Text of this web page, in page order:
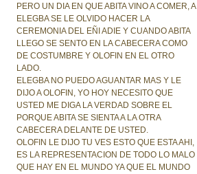
PERO UN DIA EN QUE ABITA VINO A COMER, A
ELEGBA SE LE OLVIDO HACER LA
CEREMONIA DEL EÑI ADIE Y CUANDO ABITA
LLEGO SE SENTO EN LA CABECERA COMO
DE COSTUMBRE Y OLOFIN EN EL OTRO
LADO.
ELEGBA NO PUEDO AGUANTAR MAS Y LE
DIJO A OLOFIN, YO HOY NECESITO QUE
USTED ME DIGA LA VERDAD SOBRE EL
PORQUE ABITA SE SIENTA A LA OTRA
CABECERA DELANTE DE USTED.
OLOFIN LE DIJO TU VES ESTO QUE ESTA AHI,
ES LA REPRESENTACION DE TODO LO MALO
QUE HAY EN EL MUNDO YA QUE EL MUNDO